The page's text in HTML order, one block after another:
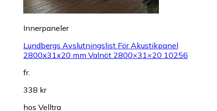
Innerpaneler
Lundbergs Avslutningslist För Akustikpanel
2800x31x20 mm Valnöt 2800×31×20 10256
fr.
338 kr
hos Velltra